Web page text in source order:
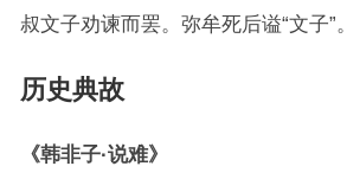
叔文子劝谏而罢。弥牟死后谥“文子”。
历史典故
《韩非子·说难》